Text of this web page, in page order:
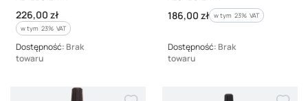
Cena brutto
226,00 zł
w tym %s VAT
w tym 23% VAT
Dostępność: Brak
towaru
Cena brutto
186,00 zł w tym %s VAT
w tym 23% VAT
Dostępność: Brak
towaru